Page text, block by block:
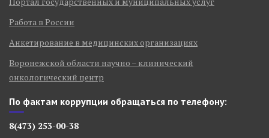
Работа в России
Анкетирование в медицинских организациях
Воронежской области научно – клинический
онкологический центр
По фактам коррупции обращаться по телефону:
8(473) 253-00-38